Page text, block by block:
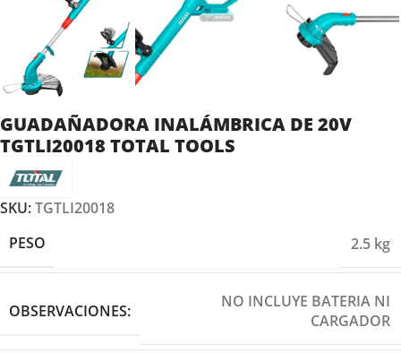
GUADAÑADORA INALÁMBRICA DE 20V
TGTLI20018 TOTAL TOOLS
SKU:TGTLI20018
PESO
2.5 kg
OBSERVACIONES:
NO INCLUYE BATERIA NI
CARGADOR